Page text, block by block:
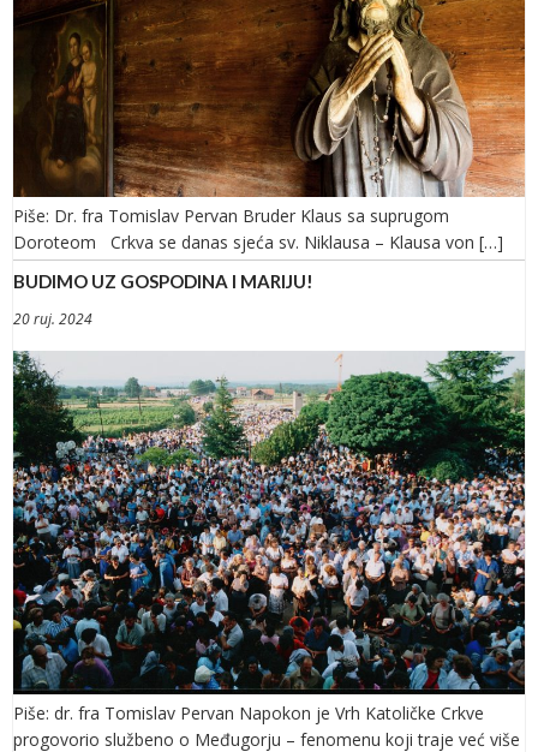
Piše: Dr. fra Tomislav Pervan Bruder Klaus sa suprugom
Doroteom Crkva se danas sjeća sv. Niklausa – Klausa von […]
BUDIMO UZ GOSPODINA I MARIJU!
20 ruj. 2024
Piše: dr. fra Tomislav Pervan Napokon je Vrh Katoličke Crkve
progovorio službeno o Međugorju – fenomenu koji traje već više